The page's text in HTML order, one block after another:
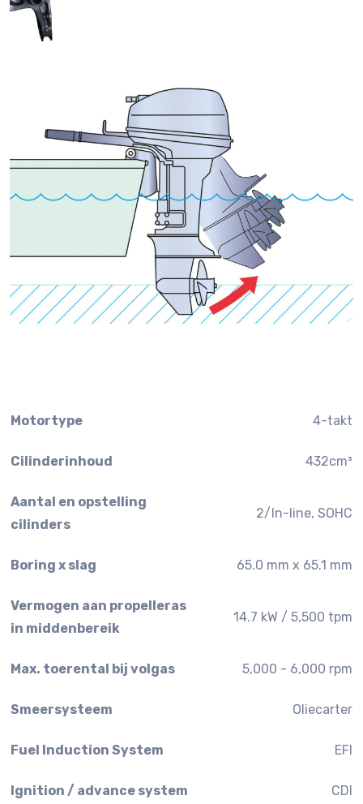
Motortype 4-takt
Cilinderinhoud 432cm³
Aantal en opstelling
cilinders
2/In-line, SOHC
Boring x slag 65.0 mm x 65.1 mm
Vermogen aan propelleras
in middenbereik
14.7 kW / 5,500 tpm
Max. toerental bij volgas 5,000 - 6,000 rpm
Smeersysteem Oliecarter
Fuel Induction System EFI
Ignition / advance system CDI